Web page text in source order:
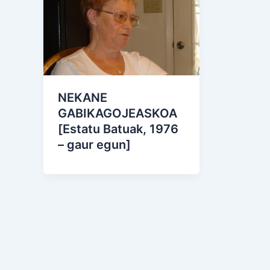
NEKANE
GABIKAGOJEASKOA
[Estatu Batuak, 1976
– gaur egun]